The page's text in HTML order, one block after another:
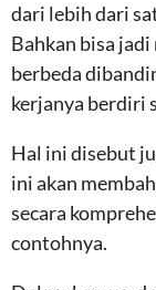
dari lebih dari
Bahkan bisa
berbeda
kerjanya berdiri
Hal ini disebut
ini akan
secara
contohnya.